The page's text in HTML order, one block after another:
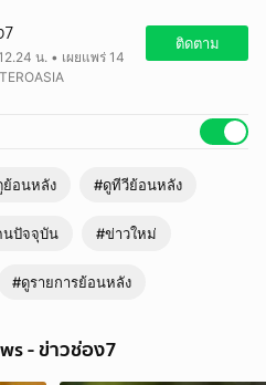
นปัจจุบัน ร่วมงานร่วมกรำศึกตลอด 5
7
น. • เผยแพร่ 14
ติดตาม
ย้อนหลัง #ดูทีวีย้อนหลัง
ปัจจุบัน #ข่าวใหม่
#ดูรายการย้อนหลัง
- ข่าวช่อง7